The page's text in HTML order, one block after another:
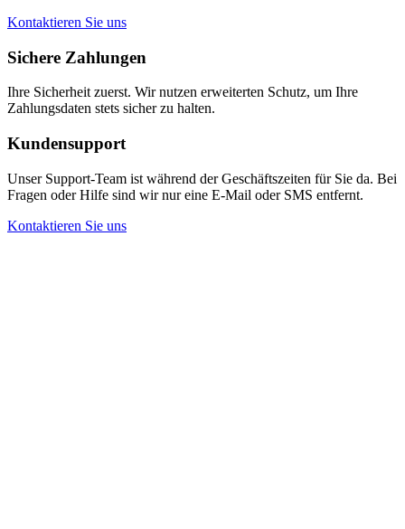
Kontaktieren Sie uns
Sichere Zahlungen
Ihre Sicherheit zuerst. Wir nutzen erweiterten Schutz, um Ihre
Zahlungsdaten stets sicher zu halten.
Kundensupport
Unser Support-Team ist während der Geschäftszeiten für Sie da. Bei
Fragen oder Hilfe sind wir nur eine E-Mail oder SMS entfernt.
Kontaktieren Sie uns